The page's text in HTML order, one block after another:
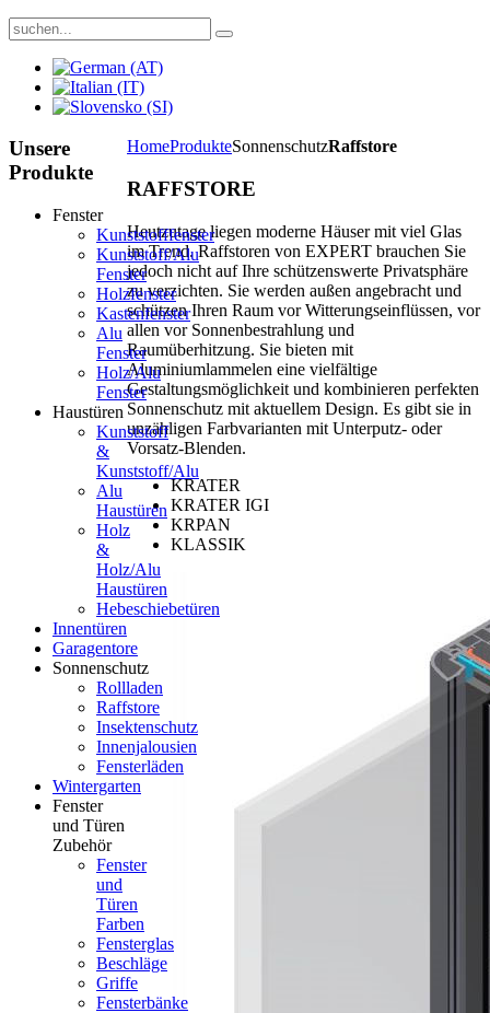
HomeProdukteSonnenschutzRaffstore
RAFFSTORE
Heutzutage liegen moderne Häuser mit viel Glas
im Trend. Raffstoren von EXPERT brauchen Sie
jedoch nicht auf Ihre schützenswerte Privatsphäre
zu verzichten. Sie werden außen angebracht und
schützen Ihren Raum vor Witterungseinflüssen, vor
allen vor Sonnenbestrahlung und
Raumüberhitzung. Sie bieten mit
Aluminiumlammelen eine vielfältige
Gestaltungsmöglichkeit und kombinieren perfekten
Sonnenschutz mit aktuellem Design. Es gibt sie in
unzähligen Farbvarianten mit Unterputz- oder
Vorsatz-Blenden.
KRATER
KRATER IGI
KRPAN
KLASSIK
Unsere
Produkte
Fenster
Kunststofffenster
Kunststoff/Alu
Fenster
Holzfenster
Kastenfenster
Alu
Fenster
Holz/Alu
Fenster
Haustüren
Kunststoff
&
Kunststoff/Alu
Alu
Haustüren
Holz
&
Holz/Alu
Haustüren
Hebeschiebetüren
Innentüren
Garagentore
Sonnenschutz
Rollladen
Raffstore
Insektenschutz
Innenjalousien
Fensterläden
Wintergarten
Fenster
und Türen
Zubehör
Fenster
und
Türen
Farben
Fensterglas
Beschläge
Griffe
Fensterbänke